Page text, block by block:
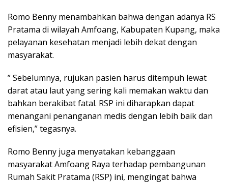
Romo Benny menambahkan bahwa dengan adanya RS
Pratama di wilayah Amfoang, Kabupaten Kupang, maka
pelayanan kesehatan menjadi lebih dekat dengan
masyarakat.
” Sebelumnya, rujukan pasien harus ditempuh lewat
darat atau laut yang sering kali memakan waktu dan
bahkan berakibat fatal. RSP ini diharapkan dapat
menangani penanganan medis dengan lebih baik dan
efisien,” tegasnya.
Romo Benny juga menyatakan kebanggaan
masyarakat Amfoang Raya terhadap pembangunan
Rumah Sakit Pratama (RSP) ini, mengingat bahwa